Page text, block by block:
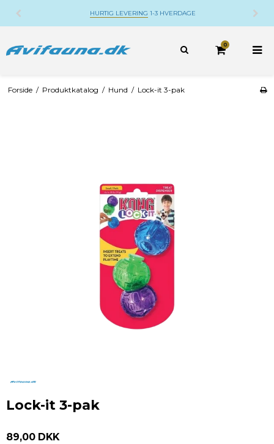
HURTIG LEVERING 1-3 HVERDAGE
0
Forside / Produktkatalog / Hund / Lock-it 3-pak
Lock-it 3-pak
89,00 DKK